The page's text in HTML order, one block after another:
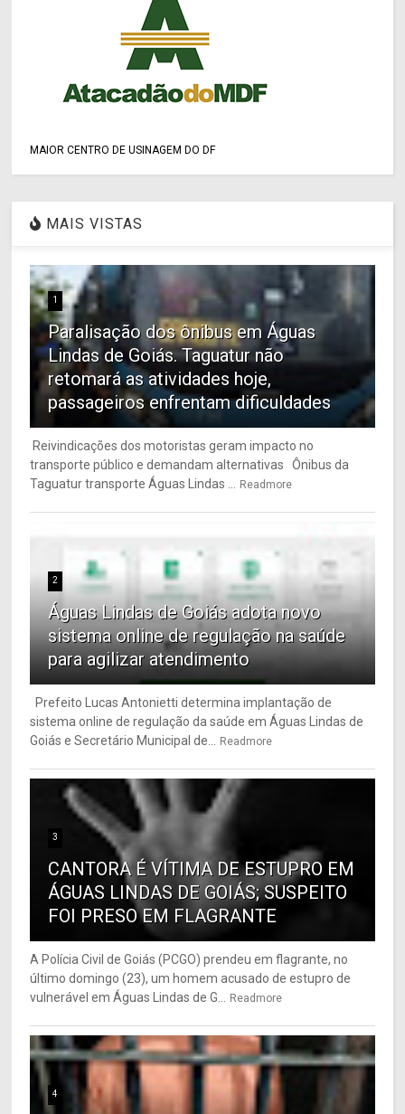
MAIOR CENTRO DE USINAGEM DO DF
MAIS VISTAS
1
Paralisação dos ônibus em Águas
Lindas de Goiás. Taguatur não
retomará as atividades hoje,
passageiros enfrentam dificuldades
Reivindicações dos motoristas geram impacto no
transporte público e demandam alternativas Ônibus da
Taguatur transporte Águas Lindas ... Readmore
2
Águas Lindas de Goiás adota novo
sistema online de regulação na saúde
para agilizar atendimento
Prefeito Lucas Antonietti determina implantação de
sistema online de regulação da saúde em Águas Lindas de
Goiás e Secretário Municipal de... Readmore
3
CANTORA É VÍTIMA DE ESTUPRO EM
ÁGUAS LINDAS DE GOIÁS; SUSPEITO
FOI PRESO EM FLAGRANTE
A Polícia Civil de Goiás (PCGO) prendeu em flagrante, no
último domingo (23), um homem acusado de estupro de
vulnerável em Águas Lindas de G... Readmore
4